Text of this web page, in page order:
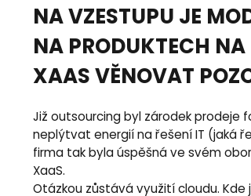
NA VZESTUPU JE
NA PRODUKTECH
XAAS VĚNOVAT
Již outsourcing byl zárodek prodeje
neplýtvat energií na řešení IT (jaká
firma tak byla úspěšná ve svém
XaaS.
Otázkou zůstává využití cloudu.